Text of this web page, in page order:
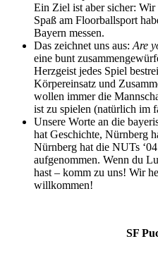
Ein Ziel ist aber sicher:
Spaß am Floorballsport
Bayern messen.
Das zeichnet uns aus:Are
eine bunt
Herzgeist jedes Spiel
Körpereinsatz und
wollen immer die
ist zu spielen (natürlich im
Unsere Worte an die
hat Geschichte, Nürnberg
Nürnberg hat die NUTs
aufgenommen. Wenn du
hast – komm zu uns! Wir
willkommen!
SF